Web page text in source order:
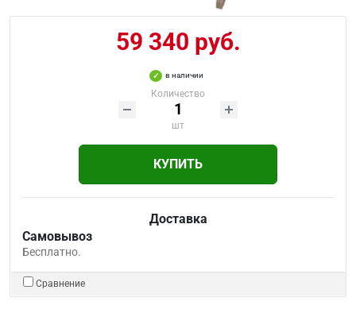
59 340 руб.
в наличии
Количество
шт
КУПИТЬ
Доставка
Самовывоз
Бесплатно.
Сравнение